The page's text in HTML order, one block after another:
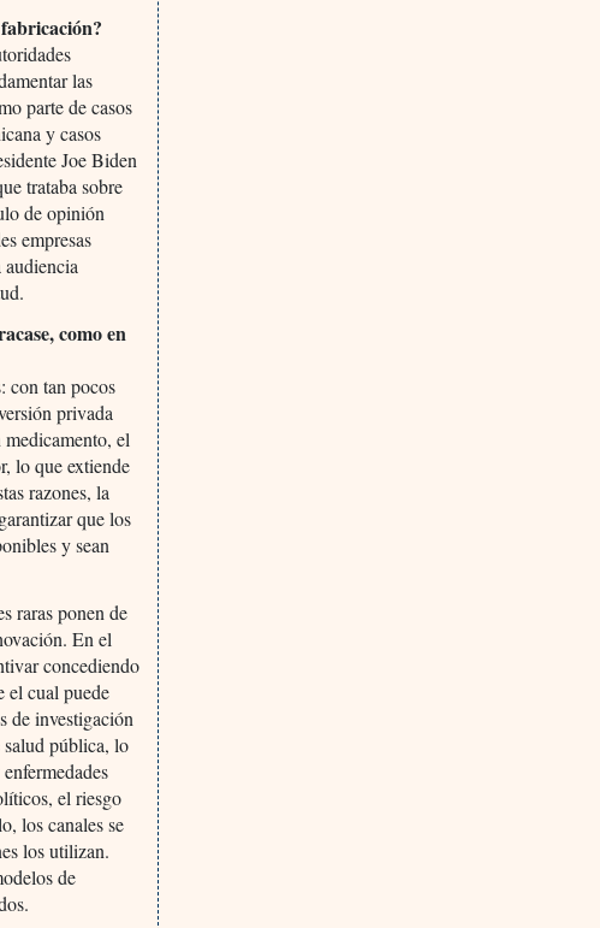
las
parte de casos
y casos
Joe Biden
trataba sobre
de opinión
empresas
audiencia
como en
con tan pocos
privada
el
lo que extiende
razones, la
que los
y sean
raras ponen de
En el
concediendo
el cual puede
de investigación
salud pública, lo
el riesgo
los canales se
los utilizan.
de